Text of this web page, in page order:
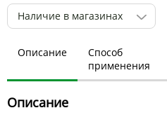
Наличие в магазинах
Описание
Способ
применения
Описание